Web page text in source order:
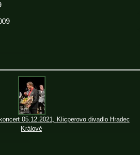
05.12.2021, Klicperovo divadlo Hradec
Králové